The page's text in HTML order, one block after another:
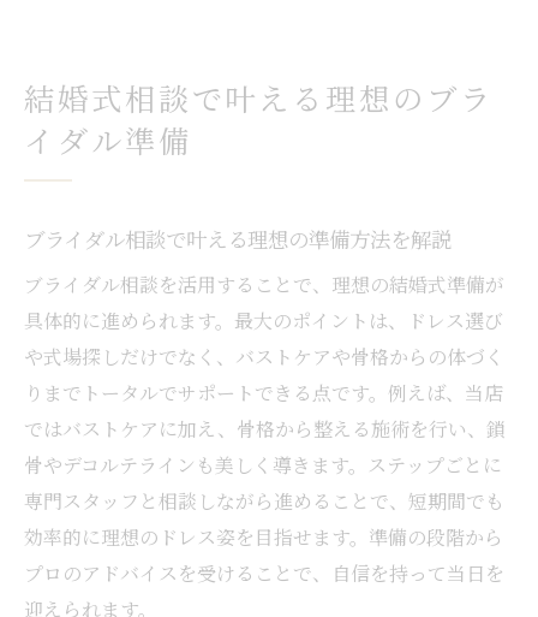
ドレス姿を引き立てるブライダル相談の活
用ポイント
結婚式相談カウンターのおすすめ活用法を
ブライダル準備に役立つ相談カウンター比
較のポイント
美しい鎖骨を目指す骨格ケアの新常識
ブライダルに効く骨格ケアで鎖骨美人を目
指す方法
結婚式相談で学ぶ美しい鎖骨ラインの整え
方
骨格から整えるブライダル準備の新常識を
紹介
バストケアも含めた骨格ケアのポイントを
結婚式相談で叶える理想のブラ
イダル準備
ブライダル相談で叶える理想の準備方法を解説
ブライダル相談を活用することで、理想の結婚式準備が
具体的に進められます。最大のポイントは、ドレス選び
や式場探しだけでなく、バストケアや骨格からの体づく
りまでトータルでサポートできる点です。例えば、当店
ではバストケアに加え、骨格から整える施術を行い、鎖
骨やデコルテラインも美しく導きます。ステップごとに
専門スタッフと相談しながら進めることで、短期間でも
効率的に理想のドレス姿を目指せます。準備の段階から
プロのアドバイスを受けることで、自信を持って当日を
迎えられます。